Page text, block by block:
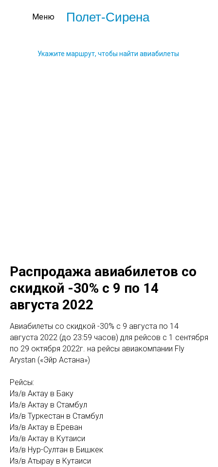
Меню Полет-Сирена
Укажите маршрут, чтобы найти авиабилеты
Распродажа авиабилетов со
скидкой -30% c 9 по 14
августа 2022
Авиабилеты со скидкой -30% c 9 августа по 14
августа 2022 (до 23:59 часов) для рейсов с 1 сентября
по 29 октября 2022г. на рейсы авиакомпании Fly
Arystan («Эйр Астана»)
Рейсы:
Из/в Актау в Баку
Из/в Актау в Стамбул
Из/в Туркестан в Стамбул
Из/в Актау в Ереван
Из/в Актау в Кутаиси
Из/в Нур-Султан в Бишкек
Из/в Атырау в Кутаиси